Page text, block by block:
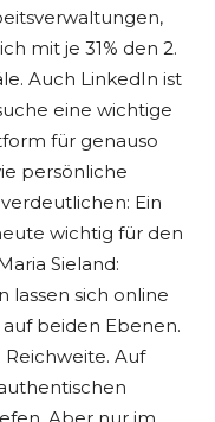
mit je 31% den 2.
Auch LinkedIn ist
eine wichtige
für genauso
persönliche
Ein
wichtig für den
Sieland:
lassen sich online
beiden Ebenen.
Auf